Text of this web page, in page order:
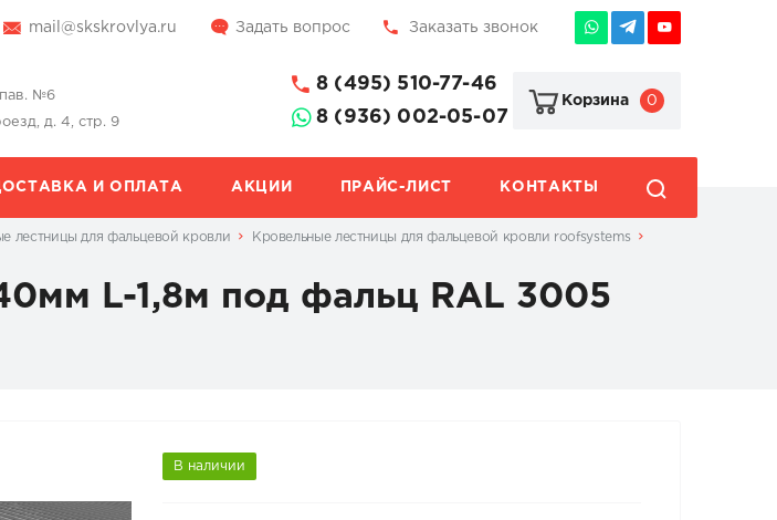
mail@skskrovlya.ru Задать вопрос Заказать звонок
№6
д. 4, стр. 9
8 (495) 510-77-46
8 (936) 002-05-07
Корзина 0
И ОПЛАТА АКЦИИ ПРАЙС-ЛИСТ КОНТАКТЫ
лестницы для фальцевой кровли
Кровельные лестницы для фальцевой кровли roofsystems
L-1,8м под фальц RAL 3005
В наличии